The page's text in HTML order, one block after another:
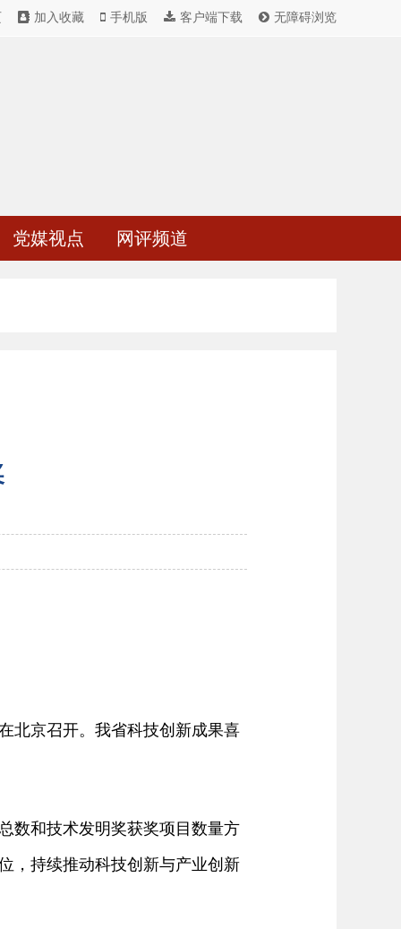
加入收藏 手机版 客户端下载 无障碍浏览
党媒视点 网评频道
京召开。我省科技创新成果喜
和技术发明奖获奖项目数量方
，持续推动科技创新与产业创新